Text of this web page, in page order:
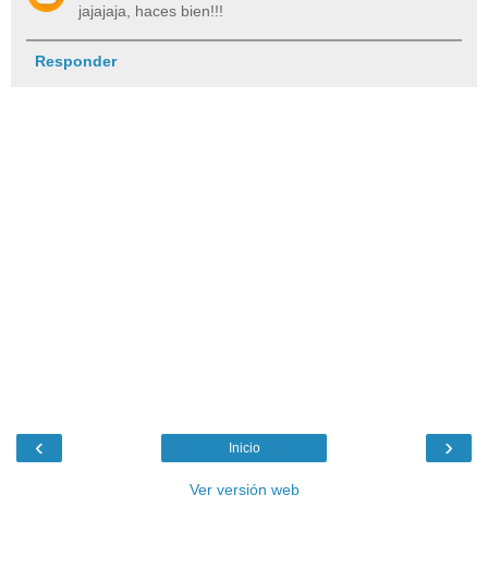
jajajaja, haces bien!!!
Responder
‹ ›
Inicio
Ver versión web